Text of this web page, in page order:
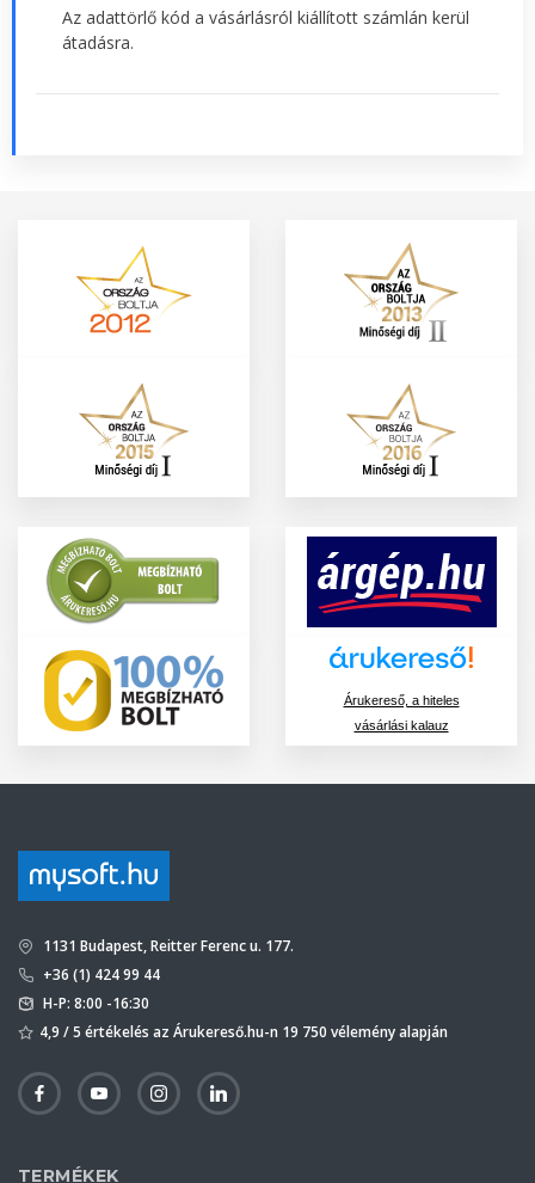
Az adattörlő kód a vásárlásról kiállított számlán kerül
átadásra.
Árukereső, a hiteles
vásárlási kalauz
1131 Budapest, Reitter Ferenc u. 177.
+36 (1) 424 99 44
H-P: 8:00 -16:30
4,9 / 5 értékelés az Árukereső.hu-n 19 750 vélemény alapján
TERMÉKEK